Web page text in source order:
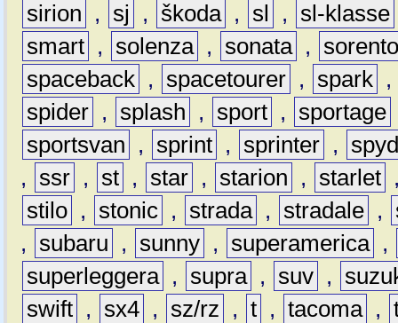
sirion
, sj , škoda , sl , sl-klasse
smart , solenza , sonata ,
spaceback , spacetourer , spark ,
spider , splash , sport , sportage
sportsvan
, sprint , sprinter ,
,
ssr , st , star , starion , starlet
stilo , stonic , strada , stradale ,
,
subaru , sunny , superamerica ,
superleggera , supra , suv ,
swift , sx4 , sz/rz , t , tacoma ,